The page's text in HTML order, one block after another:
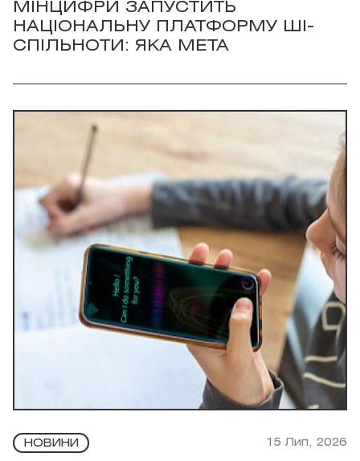
МІНЦИФРИ ЗАПУСТИТЬ
НАЦІОНАЛЬНУ ПЛАТФОРМУ ШІ-
СПІЛЬНОТИ: ЯКА МЕТА
НОВИНИ 15 Лип, 2026